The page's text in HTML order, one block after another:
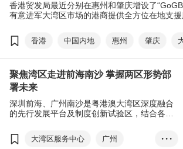
香港贸发局最近分别在惠州和肇庆增设了
有意进军大湾区市场的港商提供全方位在地支援
区内地九市。
香港 中国内地 惠州 肇庆
GoGBA港商服务站
GoGBA 一站式平
聚焦湾区走进前海南沙 掌握两区形势部
署未来
深圳前海、广州南沙是粤港澳大湾区深度融合
的先行发展平台及制度创新试验区，结合各自
擎，为港商提供进入内地市场的最佳跳板。
大湾区服务中心
广州
• • •